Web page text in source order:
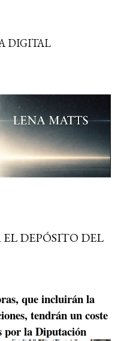
DIGITAL
DEPÓSITO DEL
que incluirán la
tendrán un coste
por la Diputación